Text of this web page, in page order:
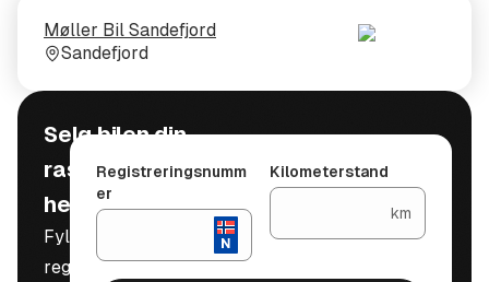
Selger
Møller Bil Sandefjord
Selgerens
plass
Sandefjord
Selg bilen din
raskt, trygt og
helt gratis
Fyll inn
registreringsnummer
Registreringsnumm
er
Kilometerstand
km